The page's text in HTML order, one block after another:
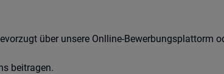
über unsere Onlline-Bewerbungsplattorm
beitragen.